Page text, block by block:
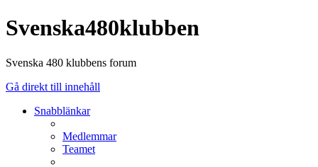
Svenska480klubben
Svenska 480 klubbens forum
Gå direkt till innehåll
Snabblänkar
Medlemmar
Teamet